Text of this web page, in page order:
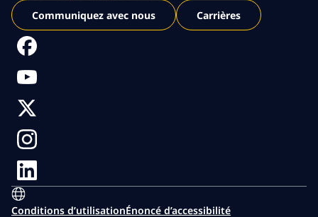
Communiquez avec nous
Carrières
Conditions d’utilisationÉnoncé d’accessibilité